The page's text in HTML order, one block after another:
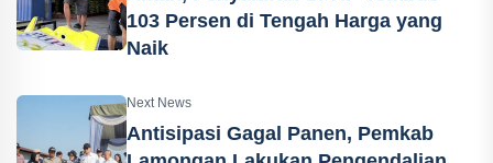
103 Persen di Tengah Harga yang
Naik
Next News
Antisipasi Gagal Panen, Pemkab